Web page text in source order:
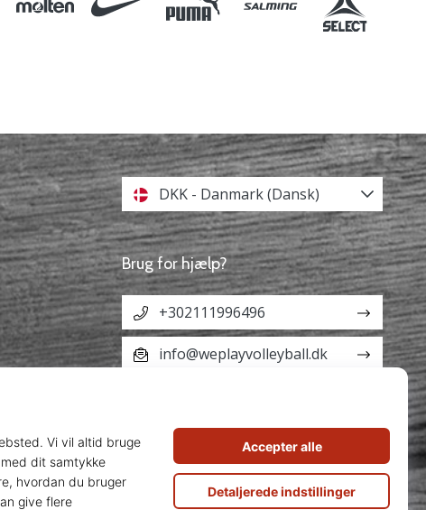
DKK - Danmark (Dansk)
Brug for hjælp?
+302111996496
info@weplayvolleyball.dk